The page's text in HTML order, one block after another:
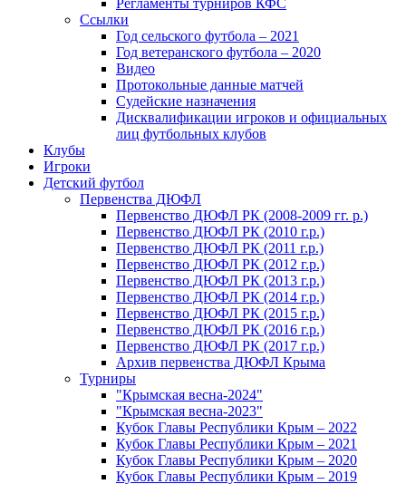
Регламенты турниров КФС
Ссылки
Год сельского футбола – 2021
Год ветеранского футбола – 2020
Видео
Протокольные данные матчей
Судейские назначения
Дисквалификации игроков и официальных
лиц футбольных клубов
Клубы
Игроки
Детский футбол
Первенства ДЮФЛ
Первенство ДЮФЛ РК (2008-2009 гг. р.)
Первенство ДЮФЛ РК (2010 г.р.)
Первенство ДЮФЛ РК (2011 г.р.)
Первенство ДЮФЛ РК (2012 г.р.)
Первенство ДЮФЛ РК (2013 г.р.)
Первенство ДЮФЛ РК (2014 г.р.)
Первенство ДЮФЛ РК (2015 г.р.)
Первенство ДЮФЛ РК (2016 г.р.)
Первенство ДЮФЛ РК (2017 г.р.)
Архив первенства ДЮФЛ Крыма
Турниры
"Крымская весна-2024"
"Крымская весна-2023"
Кубок Главы Республики Крым – 2022
Кубок Главы Республики Крым – 2021
Кубок Главы Республики Крым – 2020
Кубок Главы Республики Крым – 2019